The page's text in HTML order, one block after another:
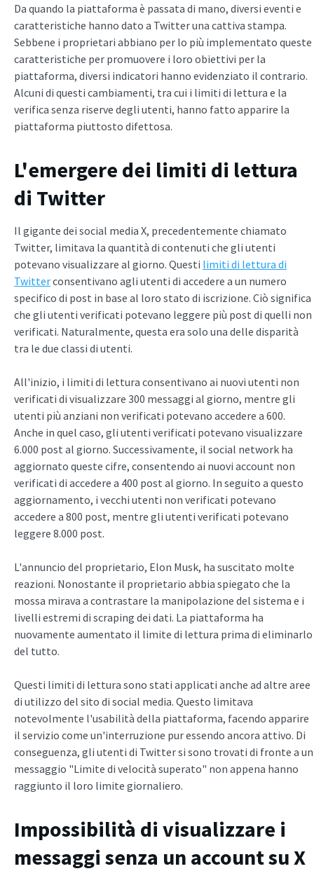
Da quando la piattaforma è passata di mano, diversi eventi e
caratteristiche hanno dato a Twitter una cattiva stampa.
Sebbene i proprietari abbiano per lo più implementato queste
caratteristiche per promuovere i loro obiettivi per la
piattaforma, diversi indicatori hanno evidenziato il contrario.
Alcuni di questi cambiamenti, tra cui i limiti di lettura e la
verifica senza riserve degli utenti, hanno fatto apparire la
piattaforma piuttosto difettosa.
L'emergere dei limiti di lettura
di Twitter
Il gigante dei social media X, precedentemente chiamato
Twitter, limitava la quantità di contenuti che gli utenti
potevano visualizzare al giorno. Questi limiti di lettura di
Twitterconsentivano agli utenti di accedere a un numero
specifico di post in base al loro stato di iscrizione. Ciò significa
che gli utenti verificati potevano leggere più post di quelli non
verificati. Naturalmente, questa era solo una delle disparità
tra le due classi di utenti.
All'inizio, i limiti di lettura consentivano ai nuovi utenti non
verificati di visualizzare 300 messaggi al giorno, mentre gli
utenti più anziani non verificati potevano accedere a 600.
Anche in quel caso, gli utenti verificati potevano visualizzare
6.000 post al giorno. Successivamente, il social network ha
aggiornato queste cifre, consentendo ai nuovi account non
verificati di accedere a 400 post al giorno. In seguito a questo
aggiornamento, i vecchi utenti non verificati potevano
accedere a 800 post, mentre gli utenti verificati potevano
leggere 8.000 post.
L'annuncio del proprietario, Elon Musk, ha suscitato molte
reazioni. Nonostante il proprietario abbia spiegato che la
mossa mirava a contrastare la manipolazione del sistema e i
livelli estremi di scraping dei dati. La piattaforma ha
nuovamente aumentato il limite di lettura prima di eliminarlo
del tutto.
Questi limiti di lettura sono stati applicati anche ad altre aree
di utilizzo del sito di social media. Questo limitava
notevolmente l'usabilità della piattaforma, facendo apparire
il servizio come un'interruzione pur essendo ancora attivo. Di
conseguenza, gli utenti di Twitter si sono trovati di fronte a un
messaggio "Limite di velocità superato" non appena hanno
raggiunto il loro limite giornaliero.
Impossibilità di visualizzare i
messaggi senza un account su X